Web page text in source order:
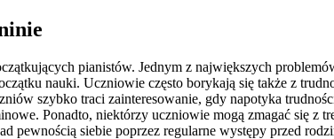
pianistów. Jednym z największych
nauki. Uczniowie często borykają się także z
szybko traci zainteresowanie, gdy napotyka
Ponadto, niektórzy uczniowie mogą zmagać się z
siebie poprzez regularne występy przed